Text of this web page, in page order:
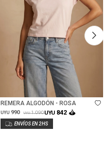
Talle
REMERA ALGODÓN - ROSA
UYU 990 UYU 1.090UYU 842